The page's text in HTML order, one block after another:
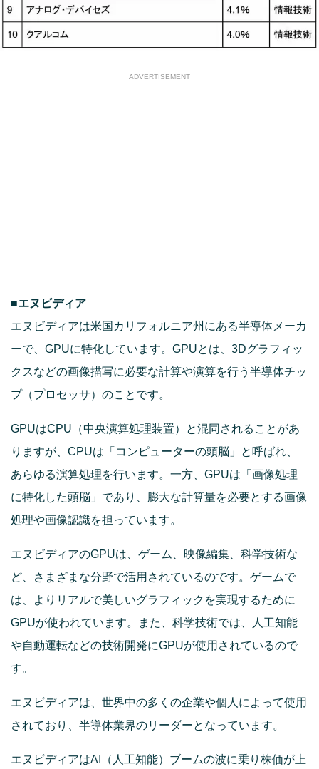
ADVERTISEMENT
■エヌビディア
エヌビディアは米国カリフォルニア州にある半導体メーカ
ーで、GPUに特化しています。GPUとは、3Dグラフィッ
クスなどの画像描写に必要な計算や演算を行う半導体チッ
プ（プロセッサ）のことです。
GPUはCPU（中央演算処理装置）と混同されることがあ
りますが、CPUは「コンピューターの頭脳」と呼ばれ、
あらゆる演算処理を行います。一方、GPUは「画像処理
に特化した頭脳」であり、膨大な計算量を必要とする画像
処理や画像認識を担っています。
エヌビディアのGPUは、ゲーム、映像編集、科学技術な
ど、さまざまな分野で活用されているのです。ゲームで
は、よりリアルで美しいグラフィックを実現するために
GPUが使われています。また、科学技術では、人工知能
や自動運転などの技術開発にGPUが使用されているので
す。
エヌビディアは、世界中の多くの企業や個人によって使用
されており、半導体業界のリーダーとなっています。
エヌビディアはAI（人工知能）ブームの波に乗り株価が上